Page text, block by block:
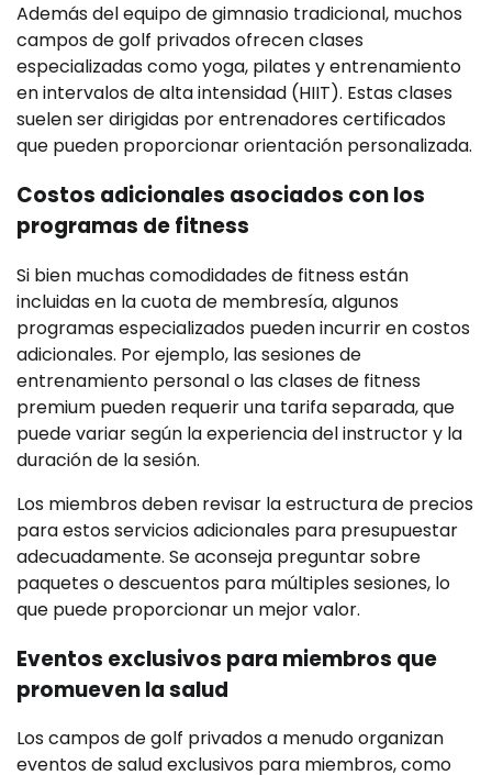
Además del equipo de gimnasio tradicional, muchos
campos de golf privados ofrecen clases
especializadas como yoga, pilates y entrenamiento
en intervalos de alta intensidad (HIIT). Estas clases
suelen ser dirigidas por entrenadores certificados
que pueden proporcionar orientación personalizada.
Costos adicionales asociados con los
programas de fitness
Si bien muchas comodidades de fitness están
incluidas en la cuota de membresía, algunos
programas especializados pueden incurrir en costos
adicionales. Por ejemplo, las sesiones de
entrenamiento personal o las clases de fitness
premium pueden requerir una tarifa separada, que
puede variar según la experiencia del instructor y la
duración de la sesión.
Los miembros deben revisar la estructura de precios
para estos servicios adicionales para presupuestar
adecuadamente. Se aconseja preguntar sobre
paquetes o descuentos para múltiples sesiones, lo
que puede proporcionar un mejor valor.
Eventos exclusivos para miembros que
promueven la salud
Los campos de golf privados a menudo organizan
eventos de salud exclusivos para miembros, como